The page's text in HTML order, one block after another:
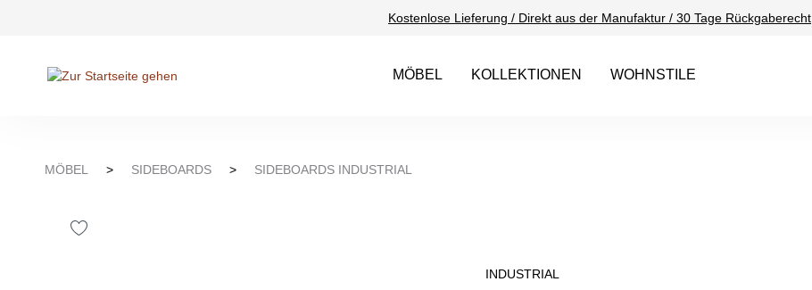
Kostenlose Lieferung / Direkt aus der Manufaktur / 30 Tage Rückgaberecht
MÖBEL KOLLEKTIONEN WOHNSTILE
MÖBEL > SIDEBOARDS > SIDEBOARDS INDUSTRIAL
INDUSTRIAL